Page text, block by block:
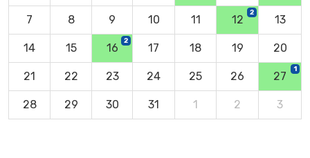
7 8 9 10 11 12
2
13
14 15 16
2
17 18 19 20
21 22 23 24 25 26 27
1
28 29 30 31 1 2 3